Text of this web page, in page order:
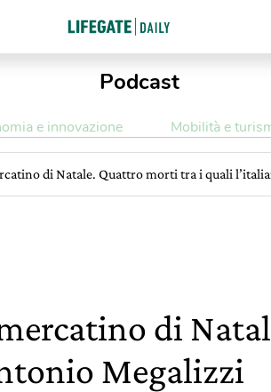
Podcast
e innovazione Mobilità e
di Natale. Quattro morti tra i quali
di
Megalizzi